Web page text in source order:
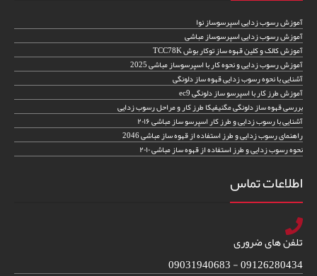
آموزش رسوب زدایی اسپرسوساز نوا
آموزش رسوب زدایی اسپرسوساز مباشی
آموزش کالک و کلین قهوه ساز توکار بوش TCC78K
آموزش رسوب زدایی و نحوه کار با اسپرسوساز مباشی 2025
آشنایی با نحوه رسوب زدایی قهوه ساز دلونگی
آموزش طرز کار با اسپرسو ساز دلونگی ec9
بررسی قهوه ساز دلونگی مگنیفیکا طرز کار و مراحل رسوب زدایی
آشنایی با رسوب زدایی و طرز کار اسپرسو ساز مباشی ۲۰۱۶
راهنمای رسوب زدایی و طرز استفاده از قهوه ساز مباشی 2046
نحوه رسوب زدایی و طرز استفاده از قهوه ساز مباشی ۲۰۱۰
اطلاعات تماس
تلفن های ضروری
09126280434 - 09031940683